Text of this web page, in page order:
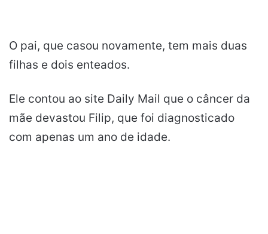
O pai, que casou novamente, tem mais duas
filhas e dois enteados.
Ele contou ao site Daily Mail que o câncer da
mãe devastou Filip, que foi diagnosticado
com apenas um ano de idade.